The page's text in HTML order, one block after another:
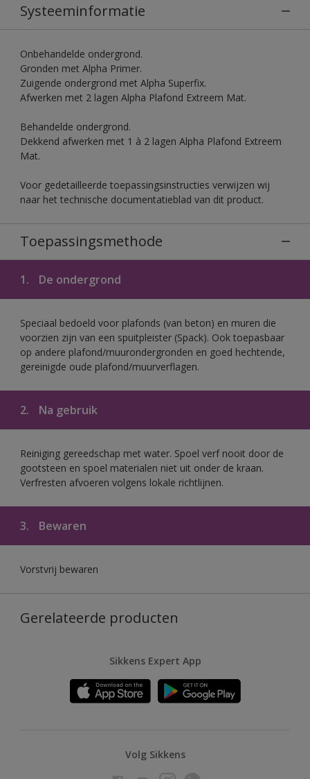
Systeeminformatie
Onbehandelde ondergrond.
Gronden met Alpha Primer.
Zuigende ondergrond met Alpha Superfix.
Afwerken met 2 lagen Alpha Plafond Extreem Mat.
Behandelde ondergrond.
Dekkend afwerken met 1 à 2 lagen Alpha Plafond Extreem
Mat.
Voor gedetailleerde toepassingsinstructies verwijzen wij
naar het technische documentatieblad van dit product.
Toepassingsmethode
1. De ondergrond
Speciaal bedoeld voor plafonds (van beton) en muren die
voorzien zijn van een spuitpleister (Spack). Ook toepasbaar
op andere plafond/muurondergronden en goed hechtende,
gereinigde oude plafond/muurverflagen.
2. Na gebruik
Reiniging gereedschap met water. Spoel verf nooit door de
gootsteen en spoel materialen niet uit onder de kraan.
Verfresten afvoeren volgens lokale richtlijnen.
3. Bewaren
Vorstvrij bewaren
Gerelateerde producten
Sikkens Expert App
Volg Sikkens